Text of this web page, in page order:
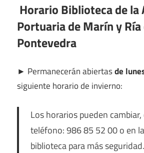
Horario Biblioteca de la
Portuaria de Marín y Ría
Pontevedra
► Permanecerán abiertasde
siguiente horario de invierno:
Los horarios pueden
teléfono: 986 85 52 00 o en
biblioteca para más seguridad.